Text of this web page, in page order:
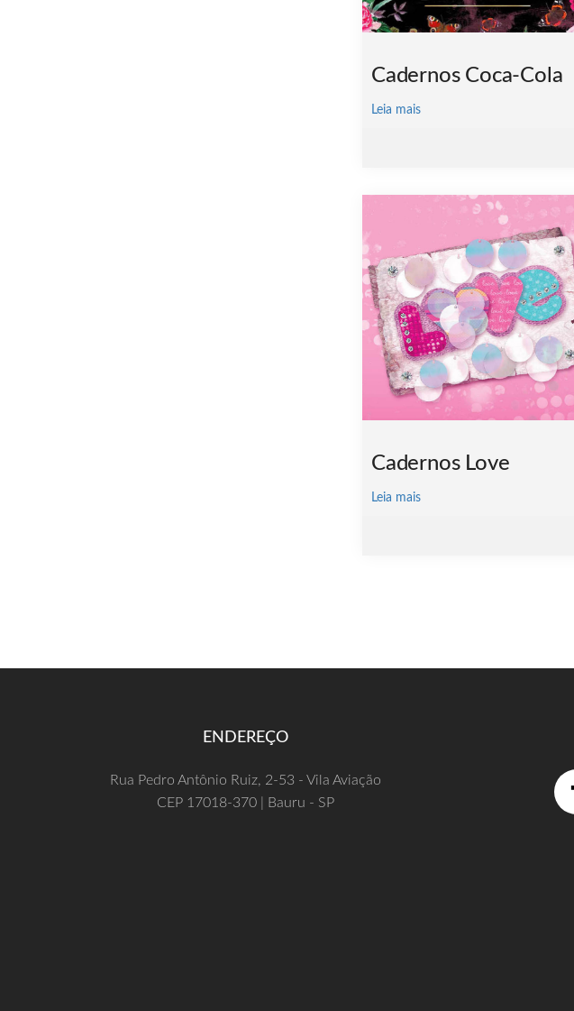
Cadernos Coca-Cola
Leia mais
Cadernos Love
Leia mais
ENDEREÇO
Rua Pedro Antônio Ruiz, 2-53 - Vila Aviação
CEP 17018-370 | Bauru - SP